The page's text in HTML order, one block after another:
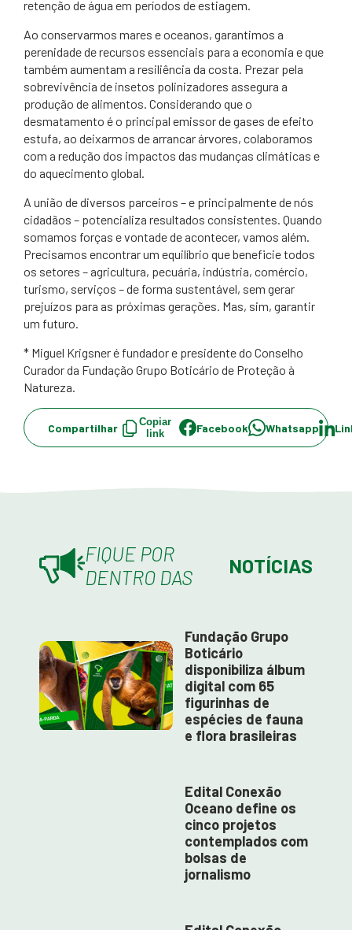
retenção de água em períodos de estiagem.
Ao conservarmos mares e oceanos, garantimos a
perenidade de recursos essenciais para a economia e que
também aumentam a resiliência da costa. Prezar pela
sobrevivência de insetos polinizadores assegura a
produção de alimentos. Considerando que o
desmatamento é o principal emissor de gases de efeito
estufa, ao deixarmos de arrancar árvores, colaboramos
com a redução dos impactos das mudanças climáticas e
do aquecimento global.
A união de diversos parceiros – e principalmente de nós
cidadãos – potencializa resultados consistentes. Quando
somamos forças e vontade de acontecer, vamos além.
Precisamos encontrar um equilíbrio que beneficie todos
os setores – agricultura, pecuária, indústria, comércio,
turismo, serviços – de forma sustentável, sem gerar
prejuízos para as próximas gerações. Mas, sim, garantir
um futuro.
* Miguel Krigsner é fundador e presidente do Conselho
Curador da Fundação Grupo Boticário de Proteção à
Natureza.
Compartilhar
Copiar
link
Facebook Whatsapp
FIQUE POR
DENTRO DAS
NOTÍCIAS
Fundação Grupo
Boticário
disponibiliza álbum
digital com 65
figurinhas de
espécies de fauna
e flora brasileiras
Edital Conexão
Oceano define os
cinco projetos
contemplados com
bolsas de
jornalismo